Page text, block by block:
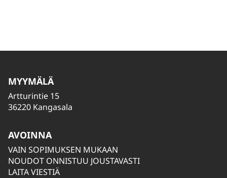
MYYMÄLÄ
Artturintie 15
36220 Kangasala
AVOINNA
VAIN SOPIMUKSEN MUKAAN
NOUDOT ONNISTUU JOUSTAVASTI
LAITA VIESTIÄ